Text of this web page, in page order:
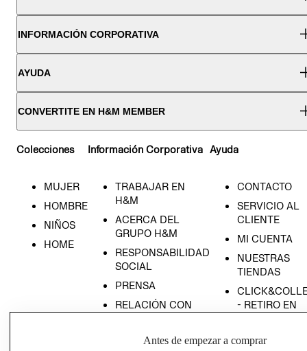
INFORMACIÓN CORPORATIVA
AYUDA
CONVERTITE EN H&M MEMBER
Colecciones
MUJER
HOMBRE
NIÑOS
HOME
Información Corporativa
TRABAJAR EN
H&M
ACERCA DEL
GRUPO H&M
RESPONSABILIDAD
SOCIAL
PRENSA
RELACIÓN CON
POLÍTICA
Ayuda
CONTACTO
SERVICIO AL
CLIENTE
MI CUENTA
NUESTRAS
TIENDAS
- RETIRO EN
TÉRMINOS Y
Antes de empezar a comprar